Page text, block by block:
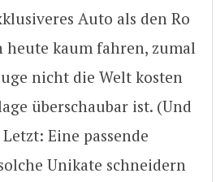
Auto als den Ro
heute kaum fahren, zumal
nicht die Welt kosten
überschaubar ist. (Und
Eine passende
Unikate schneidern